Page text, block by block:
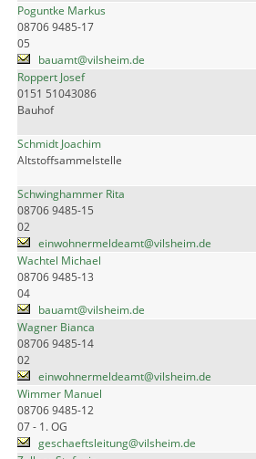
Poguntke Markus
08706 9485-17
05
bauamt@vilsheim.de
Roppert Josef
0151 51043086
Bauhof
Schmidt Joachim
Altstoffsammelstelle
Schwinghammer Rita
08706 9485-15
02
einwohnermeldeamt@vilsheim.de
Wachtel Michael
08706 9485-13
04
bauamt@vilsheim.de
Wagner Bianca
08706 9485-14
02
einwohnermeldeamt@vilsheim.de
Wimmer Manuel
08706 9485-12
07 - 1. OG
geschaeftsleitung@vilsheim.de